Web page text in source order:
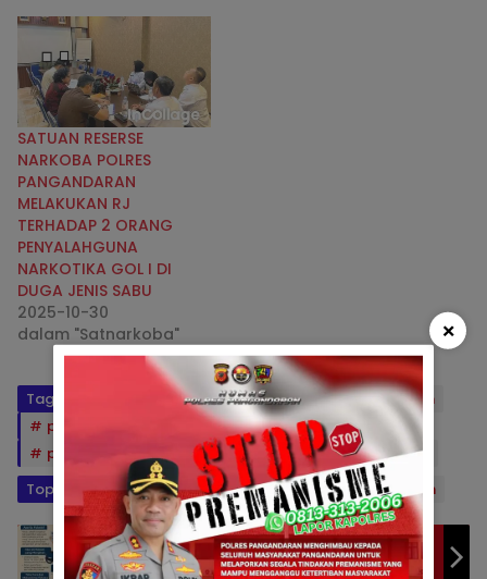
SATUAN RESERSE
NARKOBA POLRES
PANGANDARAN
MELAKUKAN RJ
TERHADAP 2 ORANG
PENYALAHGUNA
NARKOTIKA GOL I DI
DUGA JENIS SABU
2025-10-30
dalam "Satnarkoba"
Tag: AKBPMujiantoSIKMH
berita pangandaran
pangandaran
polda jabar
polres pangandaran
Restorative Justice
rj
Topik:
info pangandaran polres pangandaran
Kenali Fidusia: Jaminan Kredit yang Diatur
Undang-Undang, Bukan Tarik Paksa
×